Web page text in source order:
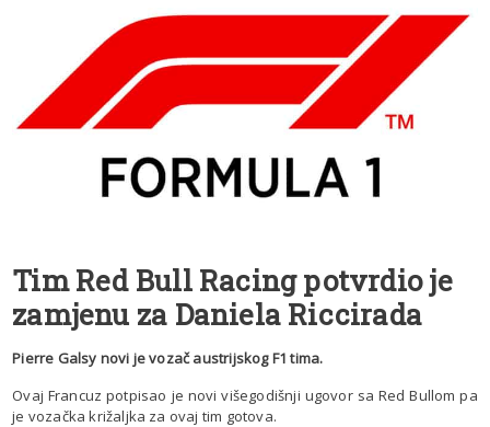
Tim Red Bull Racing potvrdio je
zamjenu za Daniela Riccirada
Pierre Galsy novi je vozač austrijskog F1 tima.
Ovaj Francuz potpisao je novi višegodišnji ugovor sa Red Bullom pa
je vozačka križaljka za ovaj tim gotova.